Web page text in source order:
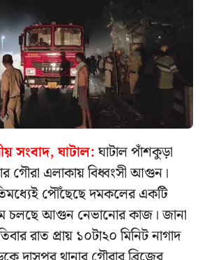
সংবাদ, ঘাটাল:ঘাটাল পাঁশকুড়া
গৌরা এলাকায় বিধ্বংসী আগুন।
পৌঁছেছে দমকলের একটি
চলছে আগুন নেভানোর কাজ। জানা
রাত প্রায় ১০টা২০ মিনিট নাগাদ